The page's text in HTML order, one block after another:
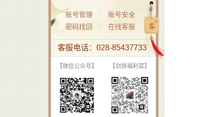
账号管理
账号安全
密码找回
在线客服
客服电话：028-85437733
【微信公众号】 【剑侠福利官】